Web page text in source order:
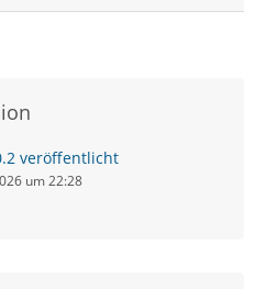
veröffentlicht
um 22:28